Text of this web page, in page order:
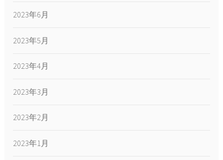
2023年6月
2023年5月
2023年4月
2023年3月
2023年2月
2023年1月